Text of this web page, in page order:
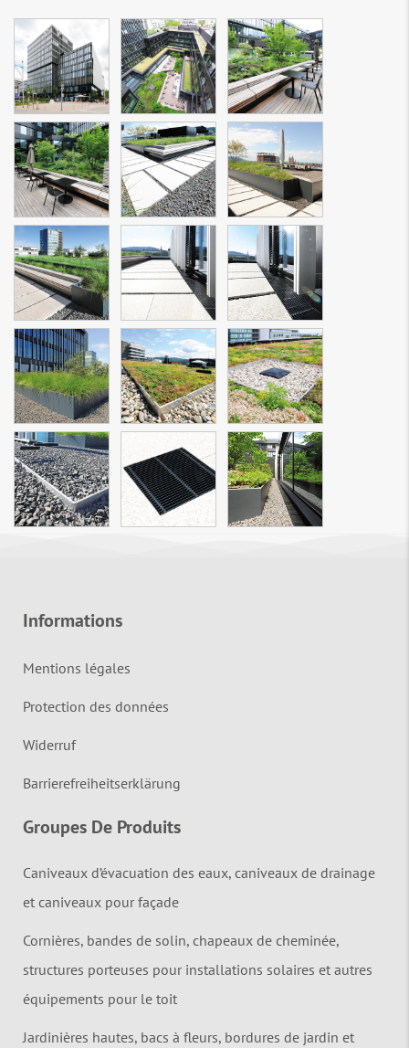
Informations
Mentions légales
Protection des données
Widerruf
Barrierefreiheitserklärung
Groupes De Produits
Caniveaux d’évacuation des eaux, caniveaux de drainage
et caniveaux pour façade
Cornières, bandes de solin, chapeaux de cheminée,
structures porteuses pour installations solaires et autres
équipements pour le toit
Jardinières hautes, bacs à fleurs, bordures de jardin et